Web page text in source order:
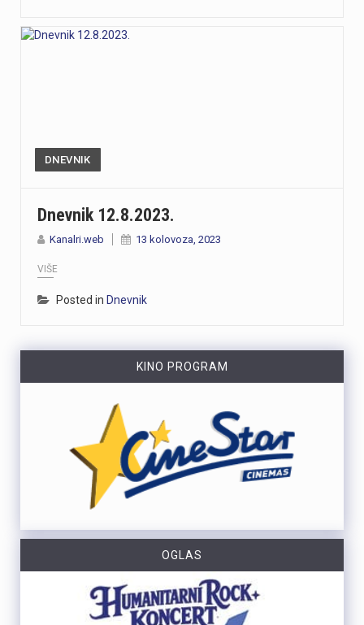
DNEVNIK
Dnevnik 12.8.2023.
Kanalri.web 13 kolovoza, 2023
VIŠE
Posted in Dnevnik
KINO PROGRAM
OGLAS